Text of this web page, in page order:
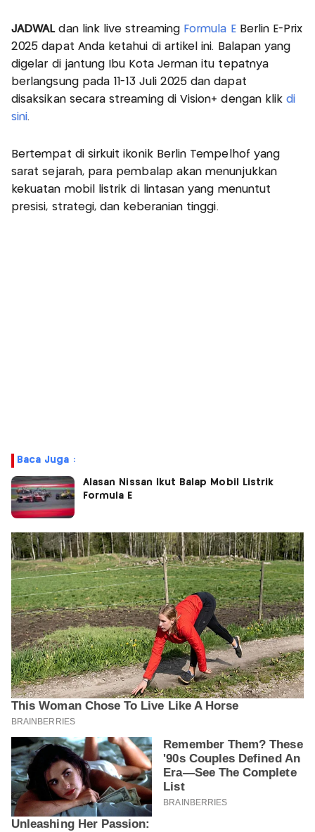
JADWALdan link live streaming Formula EBerlin E-Prix
2025 dapat Anda ketahui di artikel ini. Balapan yang
digelar di jantung Ibu Kota Jerman itu tepatnya
berlangsung pada 11-13 Juli 2025 dan dapat
disaksikan secara streaming di Vision+ dengan klik di
sini.
Bertempat di sirkuit ikonik Berlin Tempelhof yang
sarat sejarah, para pembalap akan menunjukkan
kekuatan mobil listrik di lintasan yang menuntut
presisi, strategi, dan keberanian tinggi.
Baca Juga :
Alasan Nissan Ikut Balap Mobil Listrik
Formula E